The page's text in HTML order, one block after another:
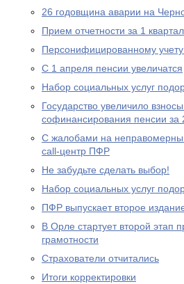
26 годовщина аварии на
Прием отчетности за 1
Персонифицированному
С 1 апреля пенсии увеличатся
Набор социальных услуг
Государство увеличило
софинансирования пенсии за
С жалобами на
call-центр ПФР
Не забудьте сделать выбор!
Набор социальных услуг
ПФР выпускает второе
В Орле стартует второй
грамотности
Страхователи отчитались
Итоги корректировки